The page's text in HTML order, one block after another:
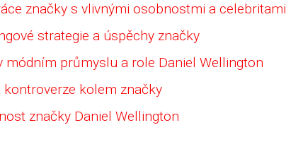
značky s vlivnými osobnostmi a celebritami
strategie a úspěchy značky
módním průmyslu a role Daniel Wellington
kontroverze kolem značky
značky Daniel Wellington